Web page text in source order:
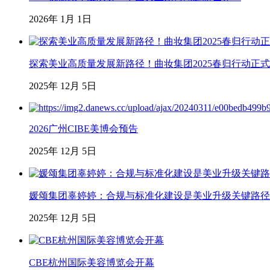
2026年 1月 1日
探索美业高质量发展新路径！曲妆集团2025春归行动正
2025年 12月 5日
2026广州CIBE美博会预告
2025年 12月 5日
媛颂集团辜婷婷：合规与标准化建设是美业升级关键路径
2025年 12月 5日
CBE杭州国际美容博览会开幕